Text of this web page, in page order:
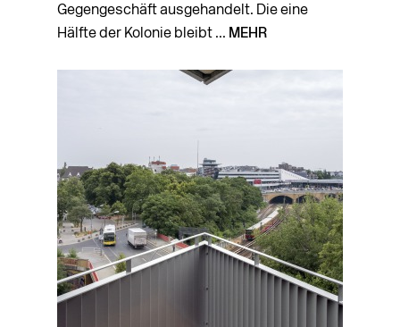
Gegengeschäft ausgehandelt. Die eine
Hälfte der Kolonie bleibt ... MEHR